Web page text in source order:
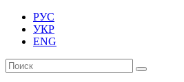
РУС
УКР
ENG